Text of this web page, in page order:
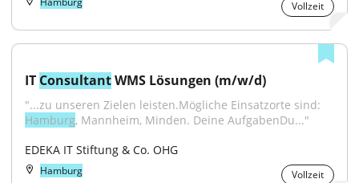
Vollzeit
IT Consultant WMS Lösungen (m/w/d)
Hamburg, Mannheim, Minden. Deine AufgabenDu..."
EDEKA IT Stiftung & Co. OHG
Hamburg Vollzeit